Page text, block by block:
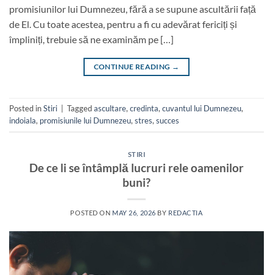
promisiunilor lui Dumnezeu, fără a se supune ascultării față
de El. Cu toate acestea, pentru a fi cu adevărat fericiți și
împliniți, trebuie să ne examinăm pe […]
CONTINUE READING →
Posted inStiri Taggedascultare, credinta, cuvantul lui Dumnezeu,
indoiala, promisiunile lui Dumnezeu, stres, succes
STIRI
De ce li se întâmplă lucruri rele oamenilor
buni?
POSTED ON MAY 26, 2026 BY REDACTIA